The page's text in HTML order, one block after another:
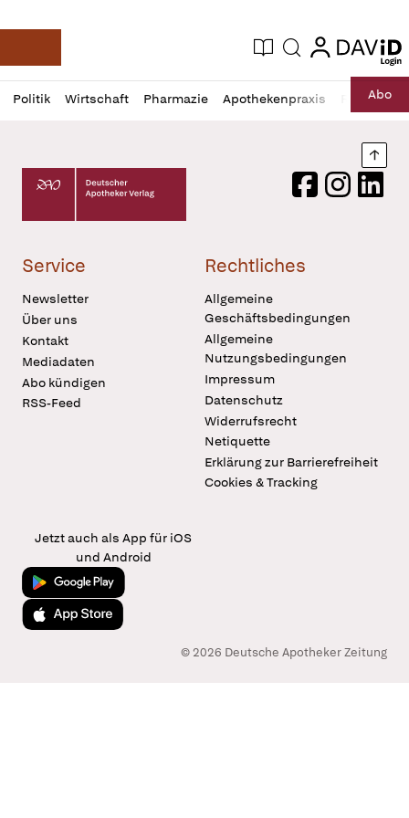
Deutsche Apotheker Zeitung
Aktuelle Ausgabe
Suche login
login
Politik Wirtschaft Pharmazie Apothekenpraxis RechtAbo
Profil
öffnen
Daz
Pur
Deutscher Apotheker Verlag Logo
FacebookInstagram
Service
Newsletter
Über uns
Kontakt
Mediadaten
Abo kündigen
RSS-Feed
Rechtliches
Allgemeine
Geschäftsbedingungen
Allgemeine
Nutzungsbedingungen
Impressum
Datenschutz
Widerrufsrecht
Netiquette
Erklärung zur Barrierefreiheit
Cookies & Tracking
Jetzt auch als App für iOS
und Android
Jetzt bei Google Play
Laden im App Store
© 2026 Deutsche Apotheker Zeitung